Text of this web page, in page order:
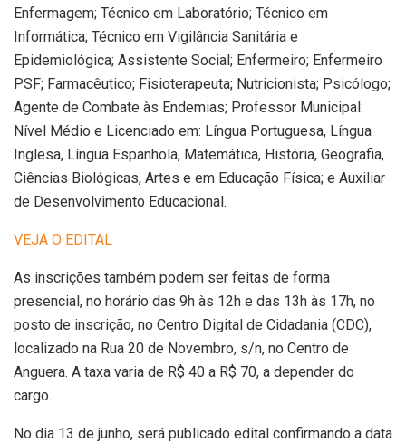
Enfermagem; Técnico em Laboratório; Técnico em
Informática; Técnico em Vigilância Sanitária e
Epidemiológica; Assistente Social; Enfermeiro; Enfermeiro
PSF; Farmacêutico; Fisioterapeuta; Nutricionista; Psicólogo;
Agente de Combate às Endemias; Professor Municipal:
Nível Médio e Licenciado em: Língua Portuguesa, Língua
Inglesa, Língua Espanhola, Matemática, História, Geografia,
Ciências Biológicas, Artes e em Educação Física; e Auxiliar
de Desenvolvimento Educacional.
VEJA O EDITAL
As inscrições também podem ser feitas de forma
presencial, no horário das 9h às 12h e das 13h às 17h, no
posto de inscrição, no Centro Digital de Cidadania (CDC),
localizado na Rua 20 de Novembro, s/n, no Centro de
Anguera. A taxa varia de R$ 40 a R$ 70, a depender do
cargo.
No dia 13 de junho, será publicado edital confirmando a data